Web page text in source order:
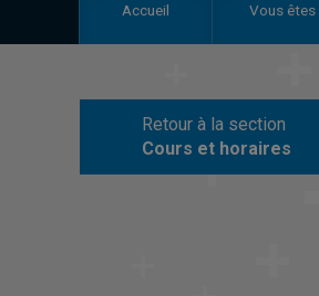
Accueil Vous êtes
Retour à la section
Cours et horaires